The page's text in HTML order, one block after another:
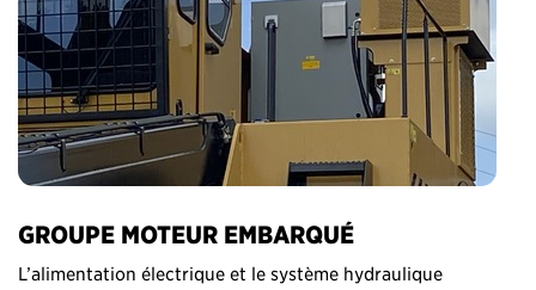
GROUPE MOTEUR EMBARQUÉ
L’alimentation électrique et le système hydraulique